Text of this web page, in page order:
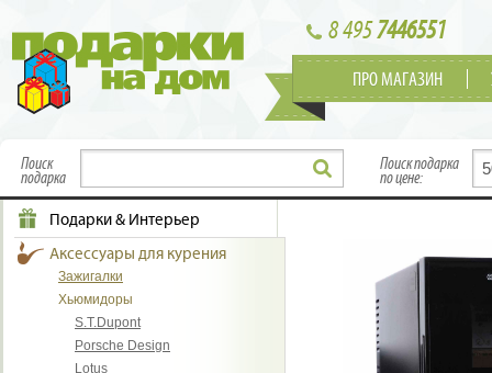
8 4957446551
ПРО МАГАЗИН
Поиск
подарка
Поиск подарка
по цене:
Подарки & Интерьер
Аксессуары для курения
Зажигалки
Хьюмидоры
S.T.Dupont
Porsche Design
Lotus